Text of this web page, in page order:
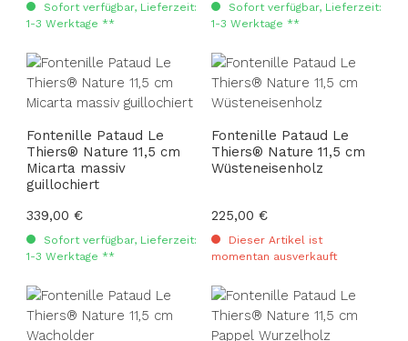
Sofort verfügbar, Lieferzeit:
1-3 Werktage **
Sofort verfügbar, Lieferzeit:
1-3 Werktage **
Fontenille Pataud Le
Thiers® Nature 11,5 cm
Micarta massiv
guillochiert
Regulärer Preis:
339,00 €
Sofort verfügbar, Lieferzeit:
1-3 Werktage **
Fontenille Pataud Le
Thiers® Nature 11,5 cm
Wüsteneisenholz
Regulärer Preis:
225,00 €
Dieser Artikel ist
momentan ausverkauft